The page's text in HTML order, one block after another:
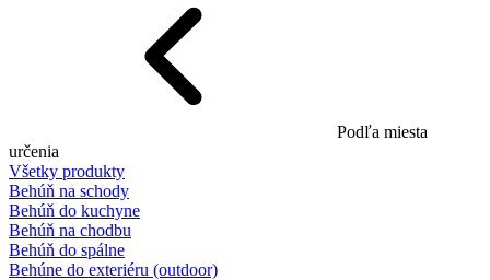
Podľa miesta
určenia
Všetky produkty
Behúň na schody
Behúň do kuchyne
Behúň na chodbu
Behúň do spálne
Behúne do exteriéru (outdoor)